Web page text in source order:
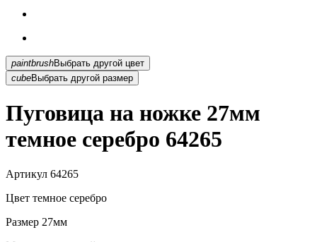
paintbrush
Выбрать другой цвет
cubeВыбрать другой размер
Пуговица на ножке 27мм
темное серебро 64265
Артикул 64265
Цвет темное серебро
Размер 27мм